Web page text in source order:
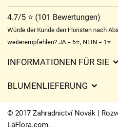
4.7/5 ⭐ (101 Bewertungen)
Würde der Kunde den Floristen nach
weiterempfehlen? JA = 5⭐, NEIN = 1⭐
INFORMATIONEN FÜR SIE
Lieferzeiten für Blumen –
BLUMENLIEFERUNG
Liefergebühren
Wohin wir Blumen liefern
© 2017 Zahradnictví Novák |
LaFlora.com.